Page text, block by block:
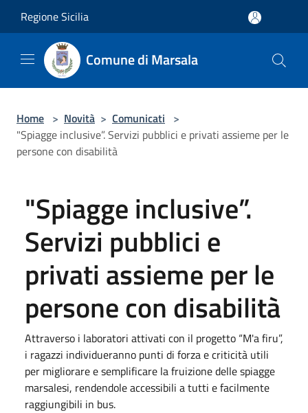
Regione Sicilia
Comune di Marsala
Home > Novità > Comunicati >
"Spiagge inclusive”. Servizi pubblici e privati assieme per le
persone con disabilità
"Spiagge inclusive”.
Servizi pubblici e
privati assieme per le
persone con disabilità
Attraverso i laboratori attivati con il progetto “M'a firu”,
i ragazzi individueranno punti di forza e criticità utili
per migliorare e semplificare la fruizione delle spiagge
marsalesi, rendendole accessibili a tutti e facilmente
raggiungibili in bus.